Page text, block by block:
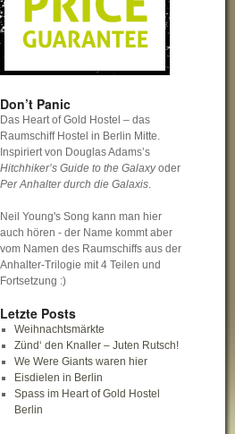
Don’t Panic
Das Heart of Gold Hostel – das
Raumschiff Hostel in Berlin Mitte.
Inspiriert von Douglas Adams’s
Hitchhiker’s Guide to the Galaxyoder
Per Anhalter durch die Galaxis.
Neil Young's Song kann man hier
auch hören - der Name kommt aber
vom Namen des Raumschiffs aus der
Anhalter-Trilogie mit 4 Teilen und
Fortsetzung :)
Letzte Posts
Weihnachtsmärkte
Zünd‘ den Knaller – Juten Rutsch!
We Were Giants waren hier
Eisdielen in Berlin
Spass im Heart of Gold Hostel
Berlin